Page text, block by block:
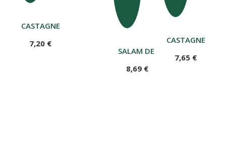
CASTAGNE SCIROPPATE NATURALE 300 G
7,20 €
SALAM DE BOURSA -
8,69 €
CASTAGNE
7,65 €